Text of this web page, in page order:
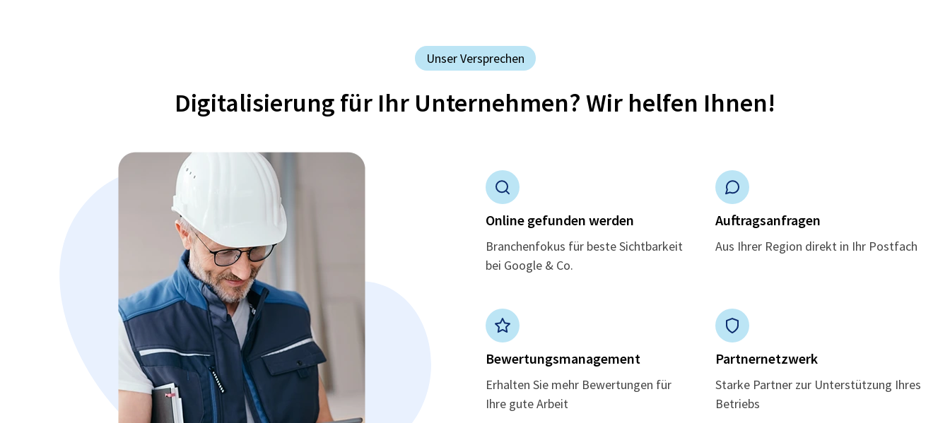
Unser Versprechen
Digitalisierung für Ihr Unternehmen? Wir helfen Ihnen!
Online gefunden werden
Branchenfokus für beste Sichtbarkeit
bei Google & Co.
Auftragsanfragen
Aus Ihrer Region direkt in Ihr Postfach
Bewertungsmanagement
Erhalten Sie mehr Bewertungen für
Ihre gute Arbeit
Partnernetzwerk
Starke Partner zur Unterstützung Ihres
Betriebs